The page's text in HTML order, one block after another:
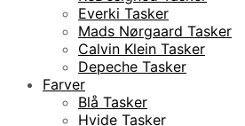
Everki Tasker
Mads Nørgaard Tasker
Calvin Klein Tasker
Depeche Tasker
Farver
Blå Tasker
Hvide Tasker